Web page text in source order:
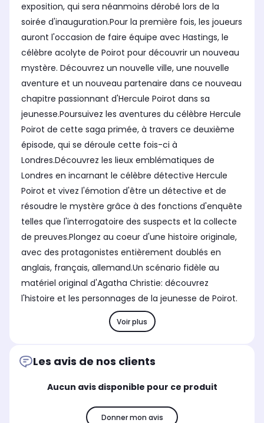
exposition, qui sera néanmoins dérobé lors de la
soirée d'inauguration.Pour la première fois, les joueurs
auront l'occasion de faire équipe avec Hastings, le
célèbre acolyte de Poirot pour découvrir un nouveau
mystère. Découvrez un nouvelle ville, une nouvelle
aventure et un nouveau partenaire dans ce nouveau
chapitre passionnant d'Hercule Poirot dans sa
jeunesse.Poursuivez les aventures du célèbre Hercule
Poirot de cette saga primée, à travers ce deuxième
épisode, qui se déroule cette fois-ci à
Londres.Découvrez les lieux emblématiques de
Londres en incarnant le célèbre détective Hercule
Poirot et vivez l'émotion d'être un détective et de
résoudre le mystère grâce à des fonctions d'enquête
telles que l'interrogatoire des suspects et la collecte
de preuves.Plongez au coeur d'une histoire originale,
avec des protagonistes entièrement doublés en
anglais, français, allemand.Un scénario fidèle au
matériel original d'Agatha Christie: découvrez
l'histoire et les personnages de la jeunesse de Poirot.
Voir plus
Les avis de nos clients
Aucun avis disponible pour ce produit
Donner mon avis